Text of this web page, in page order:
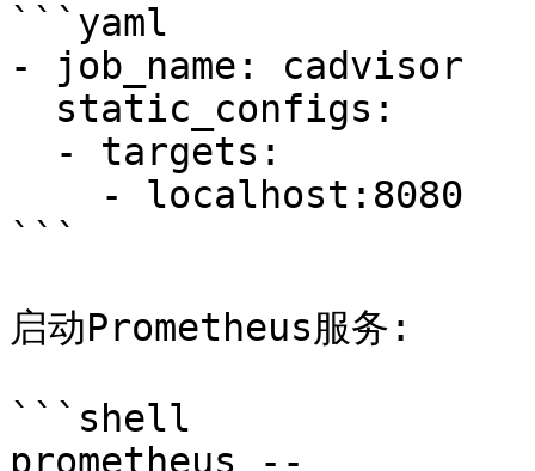
```yaml
- job_name: cadvisor
```
启动Prometheus服务:
```shell
prometheus --